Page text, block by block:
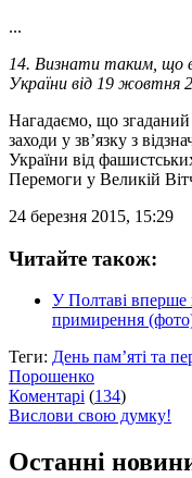
...
14. Визнати таким, що
України від 19 жовтня
Нагадаємо, що
заходи у зв’язку з
України від
Перемоги у Великій
24 березня 2015, 15:29
Читайте також:
У Полтаві вперше
примирення
Теги: День пам’яті та
Порошенко
Коментарі (134)
Вислови свою думку!
Останні